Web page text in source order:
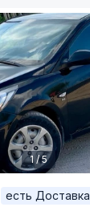
1 / 5
есть Доставка